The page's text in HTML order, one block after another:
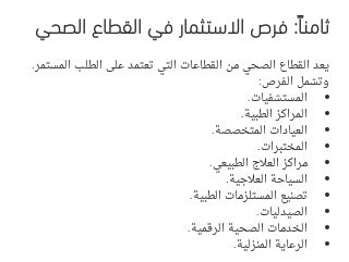
ثامناً: فرص الاستثمار في القطاع الصحي
يعد القطاع الصحي من القطاعات التي تعتمد على الطلب المستمر.
وتشمل الفرص:
المستشفيات.
المراكز الطبية.
العيادات المتخصصة.
المختبرات.
مراكز العلاج الطبيعي.
السياحة العلاجية.
تصنيع المستلزمات الطبية.
الصيدليات.
الخدمات الصحية الرقمية.
الرعاية المنزلية.